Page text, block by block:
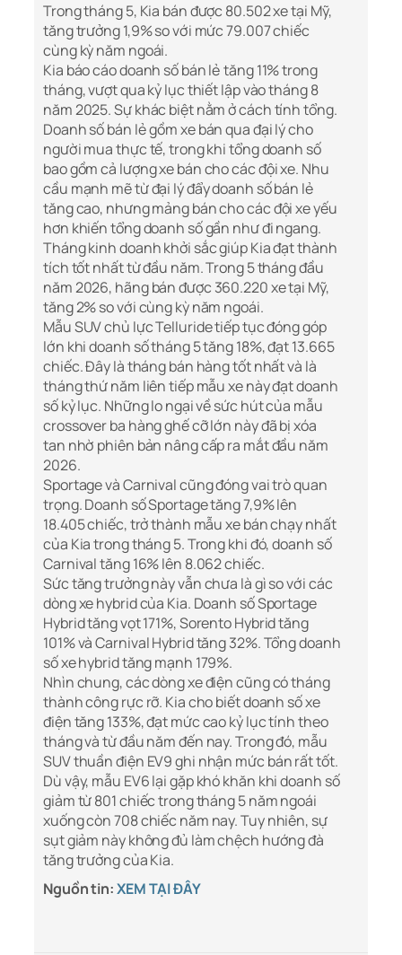
Trong tháng 5, Kia bán được 80.502 xe tại Mỹ,
tăng trưởng 1,9% so với mức 79.007 chiếc
cùng kỳ năm ngoái.
Kia báo cáo doanh số bán lẻ tăng 11% trong
tháng, vượt qua kỷ lục thiết lập vào tháng 8
năm 2025. Sự khác biệt nằm ở cách tính tổng.
Doanh số bán lẻ gồm xe bán qua đại lý cho
người mua thực tế, trong khi tổng doanh số
bao gồm cả lượng xe bán cho các đội xe. Nhu
cầu mạnh mẽ từ đại lý đẩy doanh số bán lẻ
tăng cao, nhưng mảng bán cho các đội xe yếu
hơn khiến tổng doanh số gần như đi ngang.
Tháng kinh doanh khởi sắc giúp Kia đạt thành
tích tốt nhất từ đầu năm. Trong 5 tháng đầu
năm 2026, hãng bán được 360.220 xe tại Mỹ,
tăng 2% so với cùng kỳ năm ngoái.
Mẫu SUV chủ lực Telluride tiếp tục đóng góp
lớn khi doanh số tháng 5 tăng 18%, đạt 13.665
chiếc. Đây là tháng bán hàng tốt nhất và là
tháng thứ năm liên tiếp mẫu xe này đạt doanh
số kỷ lục. Những lo ngại về sức hút của mẫu
crossover ba hàng ghế cỡ lớn này đã bị xóa
tan nhờ phiên bản nâng cấp ra mắt đầu năm
2026.
Sportage và Carnival cũng đóng vai trò quan
trọng. Doanh số Sportage tăng 7,9% lên
18.405 chiếc, trở thành mẫu xe bán chạy nhất
của Kia trong tháng 5. Trong khi đó, doanh số
Carnival tăng 16% lên 8.062 chiếc.
Sức tăng trưởng này vẫn chưa là gì so với các
dòng xe hybrid của Kia. Doanh số Sportage
Hybrid tăng vọt 171%, Sorento Hybrid tăng
101% và Carnival Hybrid tăng 32%. Tổng doanh
số xe hybrid tăng mạnh 179%.
Nhìn chung, các dòng xe điện cũng có tháng
thành công rực rỡ. Kia cho biết doanh số xe
điện tăng 133%, đạt mức cao kỷ lục tính theo
tháng và từ đầu năm đến nay. Trong đó, mẫu
SUV thuần điện EV9 ghi nhận mức bán rất tốt.
Dù vậy, mẫu EV6 lại gặp khó khăn khi doanh số
giảm từ 801 chiếc trong tháng 5 năm ngoái
xuống còn 708 chiếc năm nay. Tuy nhiên, sự
sụt giảm này không đủ làm chệch hướng đà
tăng trưởng của Kia.
Nguồn tin:XEM TẠI ĐÂY